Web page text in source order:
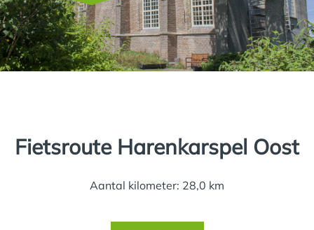
Fietsroute Harenkarspel Oost
Aantal kilometer: 28,0 km